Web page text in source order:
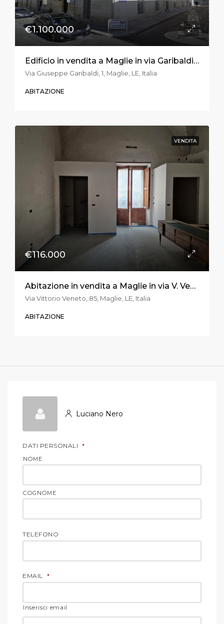
€1.100.000
Edificio in vendita a Maglie in via Garibaldi ang. Via Trento e Trieste
Via Giuseppe Garibaldi, 1, Maglie, LE, Italia
ABITAZIONE
VENDITA
€116.000
Abitazione in vendita a Maglie in via V. Veneto
Via Vittorio Veneto, 85, Maglie, LE, Italia
ABITAZIONE
Luciano Nero
DATI PERSONALI *
NOME
COGNOME
TELEFONO
EMAIL *
Inserisci email